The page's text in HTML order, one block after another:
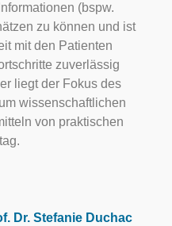
(bspw.
zu können und ist
mit den Patienten
zuverlässig
liegt der Fokus des
wissenschaftlichen
von praktischen
Dr. Stefanie Duchac